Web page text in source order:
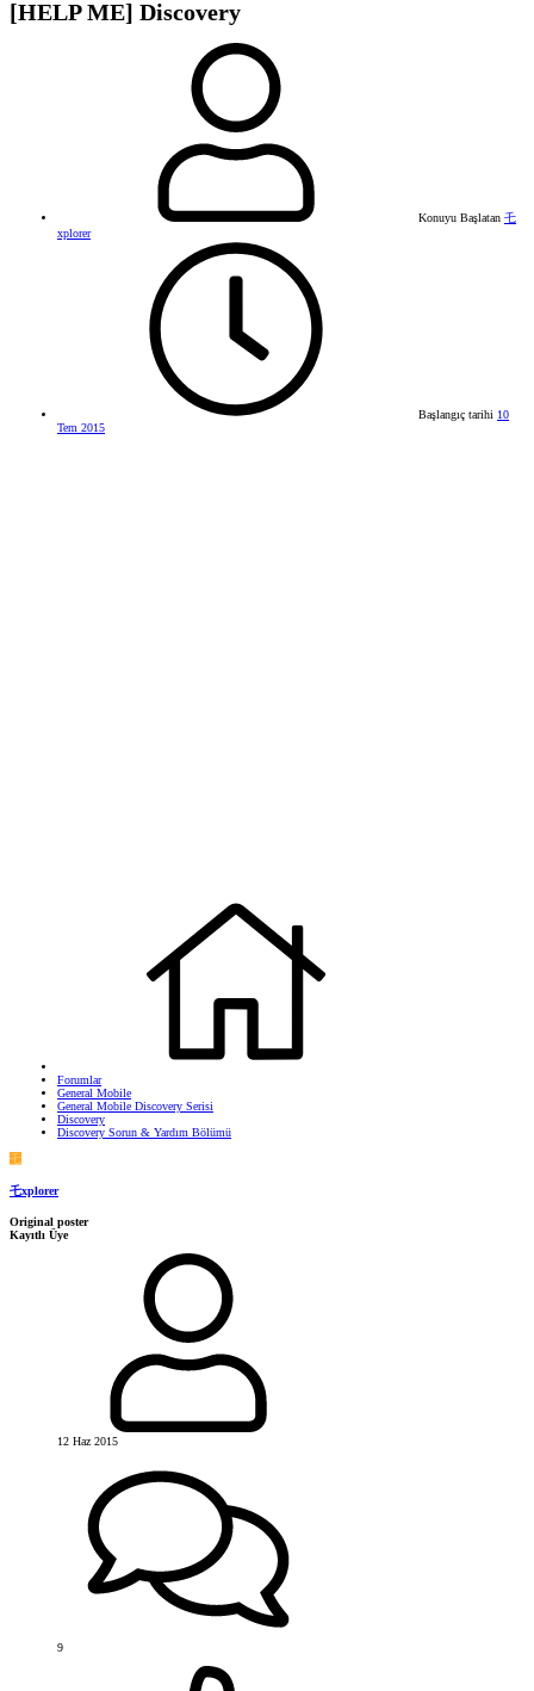
[HELP ME] Discovery
Konuyu Başlatan 乇
xplorer
Başlangıç tarihi 10
Tem 2015
Forumlar
General Mobile
General Mobile Discovery Serisi
Discovery
Discovery Sorun & Yardım Bölümü
乇
乇xplorer
Original poster
Kayıtlı Üye
12 Haz 2015
9